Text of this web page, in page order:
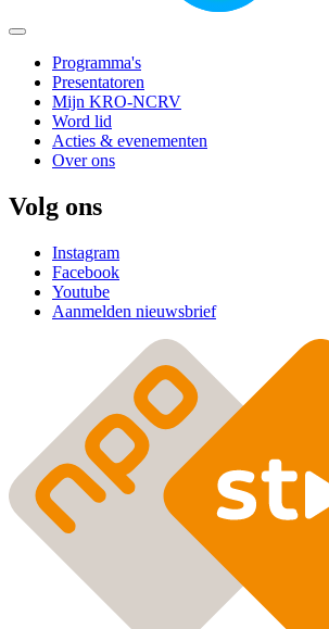
Programma's
Presentatoren
Mijn KRO-NCRV
Word lid
Acties & evenementen
Over ons
Volg ons
Instagram
Facebook
Youtube
Aanmelden nieuwsbrief